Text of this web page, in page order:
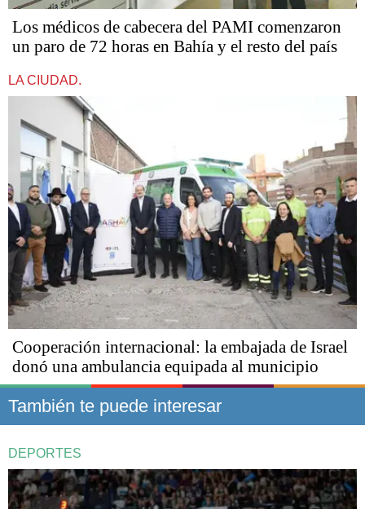
Los médicos de cabecera del PAMI comenzaron
un paro de 72 horas en Bahía y el resto del país
LA CIUDAD.
Cooperación internacional: la embajada de Israel
donó una ambulancia equipada al municipio
También te puede interesar
DEPORTES